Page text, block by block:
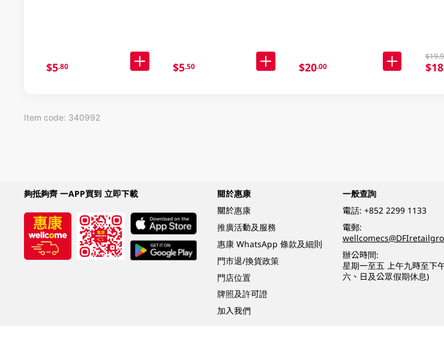
$5.80 $5.50 $20.00 $18
Item code: 340992
夠抵夠齊 一APP買到 立即下載
關於惠康
關於惠康
推廣活動及服務
惠康 WhatsApp 條款及細則
門市退/換貨政策
門店位置
牌照及許可證
加入我們
一般查詢
電話: +852 2299 1133
電郵:
辦公時間:
星期一至五 上午九時至下
六、日及公眾假期休息)